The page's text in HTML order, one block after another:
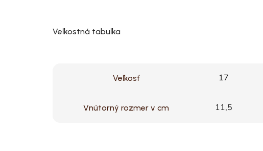
Veľkostná tabuľka
Veľkosť 17
Vnútorný rozmer v cm 11,5